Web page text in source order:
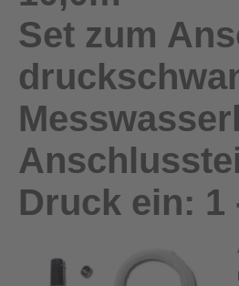
Set zum
Druck ein: 1